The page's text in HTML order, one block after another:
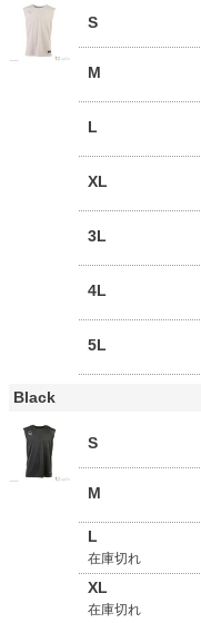
S
M
L
XL
3L
4L
5L
Black
S
M
L
在庫切れ
XL
在庫切れ